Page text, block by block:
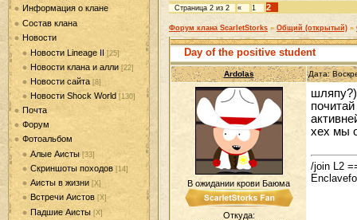
Информация о клане
Состав клана
Новости
Новости Lineage II [25]
Новости клана и алли [22]
Новости сайта [8]
Новости Shock World [130]
Почта
Форум
Фотоальбом
Алые Аисты [33]
Скриншоты походов [14]
Аисты в жизни [Х]
Встречи Аистов [Х]
Падшие Аисты [Х]
Страница 2 из 2 « 1 2
Форум клана ScarletStorks » Общий (открытый) »
Day of the positive student
Ardolas Дата:
В ожидании крови Баюма
Откуда:
хех мы
/join L2